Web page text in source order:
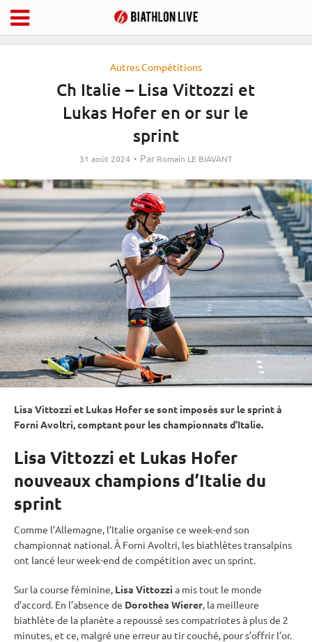
Autres Compétitions
Ch Italie – Lisa Vittozzi et
Lukas Hofer en or sur le
sprint
31 août 2024 Par Romain LE BIAVANT
Lisa Vittozzi et Lukas Hofer se sont imposés sur lesprintà
Forni Avoltri, comptant pour les championnats d’Italie.
Lisa Vittozzi et Lukas Hofer
nouveaux champions d’Italie du
sprint
Comme l’Allemagne, l’Italie organise ce week-end son
championnat national. À Forni Avoltri, les biathlètes transalpins
ont lancé leur week-end de compétition avec un sprint.
Sur la course féminine, Lisa Vittozzi a mis tout le monde
d’accord. En l’absence de Dorothea Wierer, la meilleure
biathlète de la planète a repoussé ses compatriotes à plus de 2
minutes, et ce, malgré une erreur au tircouché, pour s’offrir l’or.